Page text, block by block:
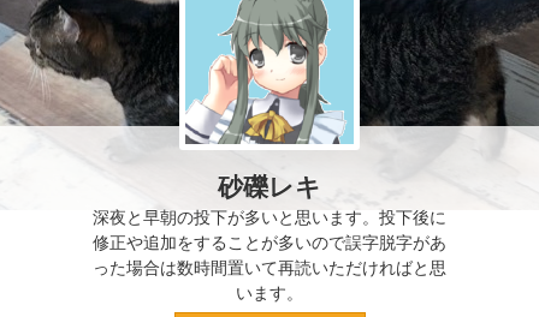
砂礫レキ
深夜と早朝の投下が多いと思います。投下後に
修正や追加をすることが多いので誤字脱字があ
った場合は数時間置いて再読いただければと思
います。